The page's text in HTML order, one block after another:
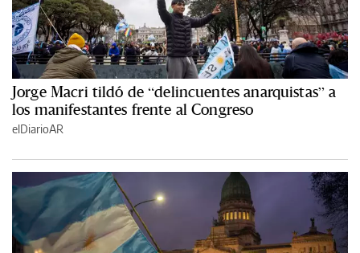
Jorge Macri tildó de “delincuentes anarquistas” a
los manifestantes frente al Congreso
elDiarioAR